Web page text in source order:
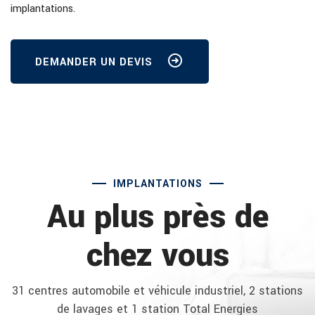
implantations.
DEMANDER UN DEVIS
IMPLANTATIONS
Au plus près de
chez vous
31 centres automobile et véhicule industriel, 2 stations
de lavages et 1 station Total Energies